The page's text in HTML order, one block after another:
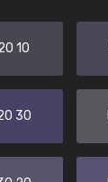
10
30